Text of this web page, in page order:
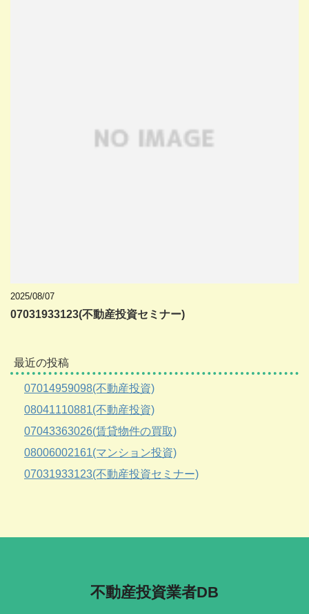
2025/08/07
07031933123(不動産投資セミナー)
最近の投稿
07014959098(不動産投資)
08041110881(不動産投資)
07043363026(賃貸物件の買取)
08006002161(マンション投資)
07031933123(不動産投資セミナー)
不動産投資業者DB